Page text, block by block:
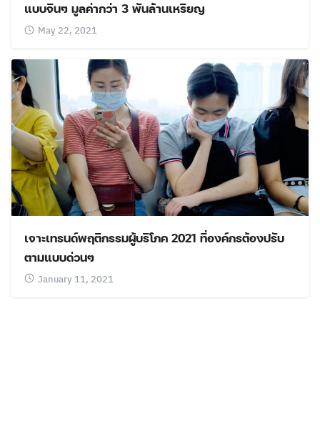
Search
แบบจีนๆ มูลค่ากว่า 3 พันล้านเหรียญ
May 22, 2021
เจาะเทรนด์พฤติกรรมผู้บริโภค 2021 ที่องค์กรต้องปรับ
ตามแบบด่วนๆ
January 11, 2021